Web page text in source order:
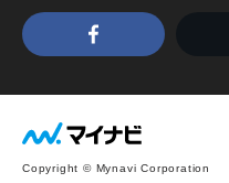
Copyright © Mynavi Corporation